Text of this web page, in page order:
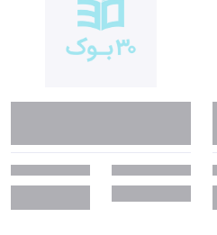
رؤیاها تحقیق می‌کند و مشاور و
بانوی نویسنده روسی. نیچه و برویر در
نکردند اما بخش‌هایی از این کتاب بر
رمان وقتی نیچه